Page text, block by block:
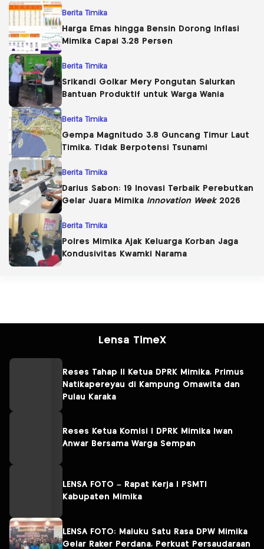
Berita Timika
Harga Emas hingga Bensin Dorong Inflasi
Mimika Capai 3,28 Persen
Berita Timika
Srikandi Golkar Mery Pongutan Salurkan
Bantuan Produktif untuk Warga Wania
Berita Timika
Gempa Magnitudo 3,8 Guncang Timur Laut
Timika, Tidak Berpotensi Tsunami
Berita Timika
Darius Sabon: 19 Inovasi Terbaik Perebutkan
Gelar Juara Mimika Innovation Week2026
Berita Timika
Polres Mimika Ajak Keluarga Korban Jaga
Kondusivitas Kwamki Narama
Lensa TimeX
Reses Tahap II Ketua DPRK Mimika, Primus
Natikapereyau di Kampung Omawita dan
Pulau Karaka
Reses Ketua Komisi I DPRK Mimika Iwan
Anwar Bersama Warga Sempan
LENSA FOTO – Rapat Kerja I PSMTI
Kabupaten Mimika
LENSA FOTO: Maluku Satu Rasa DPW Mimika
Gelar Raker Perdana, Perkuat Persaudaraan